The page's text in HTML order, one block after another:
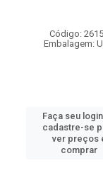
Código:
Embalagem:
Faça seu
cadastre-se
ver preços
comprar